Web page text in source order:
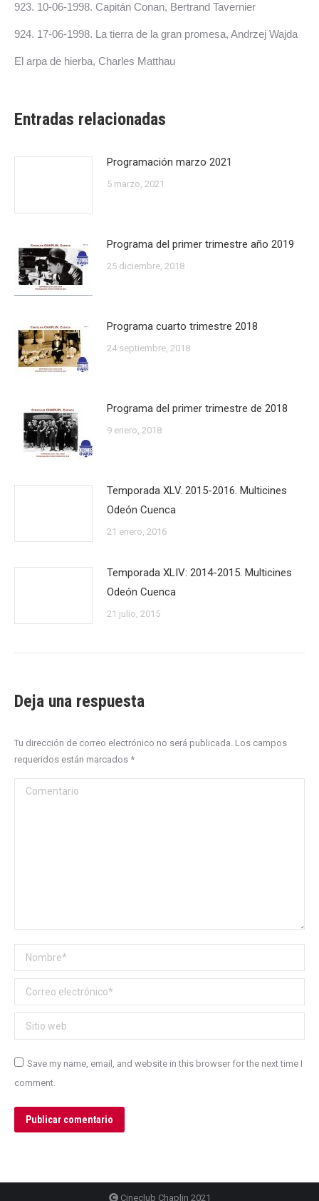
923. 10-06-1998. Capitán Conan, Bertrand Tavernier
924. 17-06-1998. La tierra de la gran promesa, Andrzej Wajda
El arpa de hierba, Charles Matthau
Entradas relacionadas
Programación marzo 2021
5 marzo, 2021
Programa del primer trimestre año 2019
25 diciembre, 2018
Programa cuarto trimestre 2018
24 septiembre, 2018
Programa del primer trimestre de 2018
9 enero, 2018
Temporada XLV. 2015-2016. Multicines
Odeón Cuenca
21 enero, 2016
Temporada XLIV: 2014-2015. Multicines
Odeón Cuenca
21 julio, 2015
Deja una respuesta
Tu dirección de correo electrónico no será publicada. Los campos
requeridos están marcados *
Comentario
Nombre *
Correo electrónico *
Sitio web
Save my name, email, and website in this browser for the next time I
comment.
Publicar comentario
Cineclub Chaplin 2021